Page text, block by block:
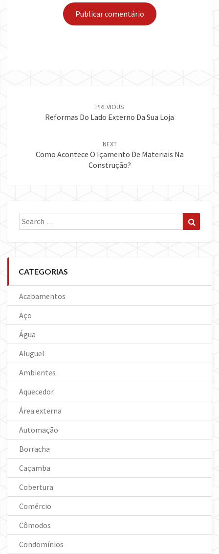
PREVIOUS
Reformas Do Lado Externo Da Sua Loja
NEXT
Como Acontece O Içamento De Materiais Na
Construção?
Search
for:
CATEGORIAS
Acabamentos
Aço
Água
Aluguel
Ambientes
Aquecedor
Área externa
Automação
Borracha
Caçamba
Cobertura
Comércio
Cômodos
Condomínios